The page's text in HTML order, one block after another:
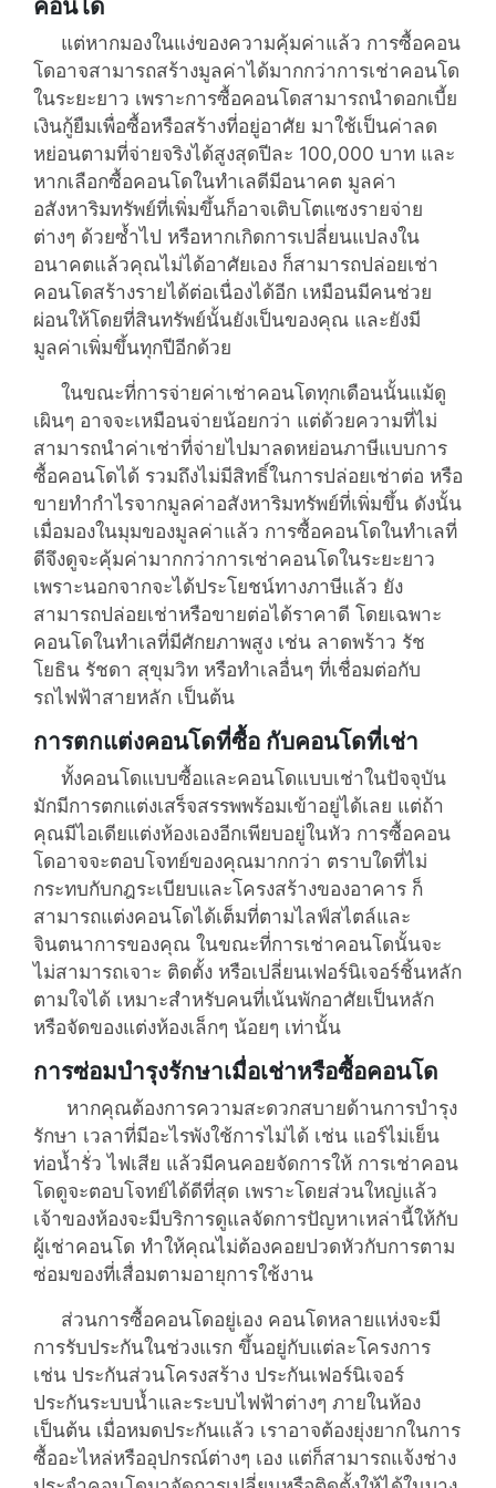
คอนโด
แต่หากมองในแง่ของความคุ้มค่าแล้ว การซื้อคอน
โดอาจสามารถสร้างมูลค่าได้มากกว่าการเช่าคอนโด
ในระยะยาว เพราะการซื้อคอนโดสามารถนำดอกเบี้ย
เงินกู้ยืมเพื่อซื้อหรือสร้างที่อยู่อาศัย มาใช้เป็นค่าลด
หย่อนตามที่จ่ายจริงได้สูงสุดปีละ 100,000 บาท และ
หากเลือกซื้อคอนโดในทำเลดีมีอนาคต มูลค่า
อสังหาริมทรัพย์ที่เพิ่มขึ้นก็อาจเติบโตแซงรายจ่าย
ต่างๆ ด้วยซ้ำไป หรือหากเกิดการเปลี่ยนแปลงใน
อนาคตแล้วคุณไม่ได้อาศัยเอง ก็สามารถปล่อยเช่า
คอนโดสร้างรายได้ต่อเนื่องได้อีก เหมือนมีคนช่วย
ผ่อนให้โดยที่สินทรัพย์นั้นยังเป็นของคุณ และยังมี
มูลค่าเพิ่มขึ้นทุกปีอีกด้วย
ในขณะที่การจ่ายค่าเช่าคอนโดทุกเดือนนั้นแม้ดู
เผินๆ อาจจะเหมือนจ่ายน้อยกว่า แต่ด้วยความที่ไม่
สามารถนำค่าเช่าที่จ่ายไปมาลดหย่อนภาษีแบบการ
ซื้อคอนโดได้ รวมถึงไม่มีสิทธิ์ในการปล่อยเช่าต่อ หรือ
ขายทำกำไรจากมูลค่าอสังหาริมทรัพย์ที่เพิ่มขึ้น ดังนั้น
เมื่อมองในมุมของมูลค่าแล้ว การซื้อคอนโดในทำเลที่
ดีจึงดูจะคุ้มค่ามากกว่าการเช่าคอนโดในระยะยาว
เพราะนอกจากจะได้ประโยชน์ทางภาษีแล้ว ยัง
สามารถปล่อยเช่าหรือขายต่อได้ราคาดี โดยเฉพาะ
คอนโดในทำเลที่มีศักยภาพสูง เช่น ลาดพร้าว รัช
โยธิน รัชดา สุขุมวิท หรือทำเลอื่นๆ ที่เชื่อมต่อกับ
รถไฟฟ้าสายหลัก เป็นต้น
การตกแต่งคอนโดที่ซื้อ กับคอนโดที่เช่า
ทั้งคอนโดแบบซื้อและคอนโดแบบเช่าในปัจจุบัน
มักมีการตกแต่งเสร็จสรรพพร้อมเข้าอยู่ได้เลย แต่ถ้า
คุณมีไอเดียแต่งห้องเองอีกเพียบอยู่ในหัว การซื้อคอน
โดอาจจะตอบโจทย์ของคุณมากกว่า ตราบใดที่ไม่
กระทบกับกฎระเบียบและโครงสร้างของอาคาร ก็
สามารถแต่งคอนโดได้เต็มที่ตามไลฟ์สไตล์และ
จินตนาการของคุณ ในขณะที่การเช่าคอนโดนั้นจะ
ไม่สามารถเจาะ ติดตั้ง หรือเปลี่ยนเฟอร์นิเจอร์ชิ้นหลัก
ตามใจได้ เหมาะสำหรับคนที่เน้นพักอาศัยเป็นหลัก
หรือจัดของแต่งห้องเล็กๆ น้อยๆ เท่านั้น
การซ่อมบำรุงรักษาเมื่อเช่าหรือซื้อคอนโด
หากคุณต้องการความสะดวกสบายด้านการบำรุง
รักษา เวลาที่มีอะไรพังใช้การไม่ได้ เช่น แอร์ไม่เย็น
ท่อน้ำรั่ว ไฟเสีย แล้วมีคนคอยจัดการให้ การเช่าคอน
โดดูจะตอบโจทย์ได้ดีที่สุด เพราะโดยส่วนใหญ่แล้ว
เจ้าของห้องจะมีบริการดูแลจัดการปัญหาเหล่านี้ให้กับ
ผู้เช่าคอนโด ทำให้คุณไม่ต้องคอยปวดหัวกับการตาม
ซ่อมของที่เสื่อมตามอายุการใช้งาน
ส่วนการซื้อคอนโดอยู่เอง คอนโดหลายแห่งจะมี
การรับประกันในช่วงแรก ขึ้นอยู่กับแต่ละโครงการ
เช่น ประกันส่วนโครงสร้าง ประกันเฟอร์นิเจอร์
ประกันระบบน้ำและระบบไฟฟ้าต่างๆ ภายในห้อง
เป็นต้น เมื่อหมดประกันแล้ว เราอาจต้องยุ่งยากในการ
ซื้ออะไหล่หรืออุปกรณ์ต่างๆ เอง แต่ก็สามารถแจ้งช่าง